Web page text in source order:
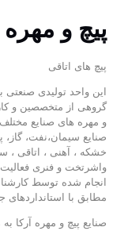
پیچ و مهره
پیچ های اتاقی
این واحد تولیدی
گروهی از متخصصین و
و مهره های صنایع
صنایع سیمان،نفت،
واشرتخت و فنری فعالیت
انجام شده توسط
مطابق با
صنایع پیچ و مهره آرکا